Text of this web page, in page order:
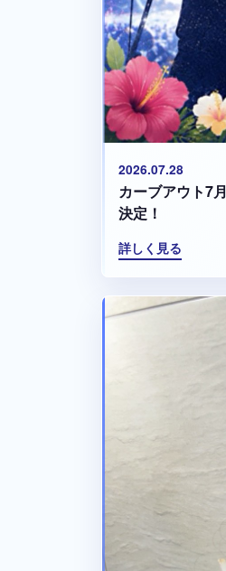
2026.07.28
カーブアウト7
決定！
詳しく見る